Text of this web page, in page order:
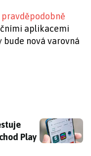
pravděpodobně
aplikacemi
bude nová varovná
něco nového,
Play